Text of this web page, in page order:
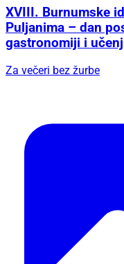
XVIII. Burnumske
Puljanima – dan
gastronomiji i
Za večeri bez žurbe